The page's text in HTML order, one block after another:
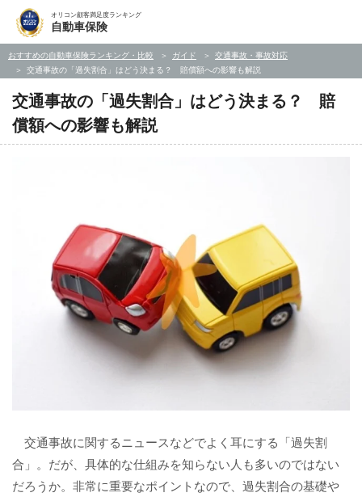
オリコン顧客満足度ランキング
自動車保険
おすすめの自動車保険ランキング・比較 ガイド
交通事故・事故対応
交通事故の「過失割合」はどう決まる？ 賠償額への影響も解説
交通事故の「過失割合」はどう決まる？ 賠
償額への影響も解説
交通事故に関するニュースなどでよく耳にする「過失割
合」。だが、具体的な仕組みを知らない人も多いのではない
だろうか。非常に重要なポイントなので、過失割合の基礎や